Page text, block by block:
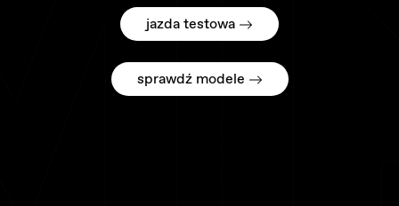
jazda testowa
sprawdź modele